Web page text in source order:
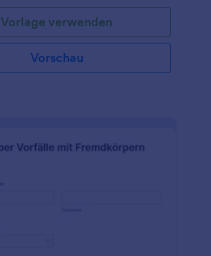
Vorlage verwenden
Vorschau